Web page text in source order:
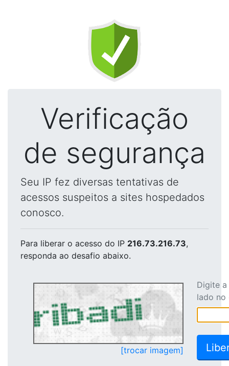
Verificação
de segurança
Seu IP fez diversas tentativas de
acessos suspeitos a sites hospedados
conosco.
Para liberar o acesso do IP 216.73.216.73,
responda ao desafio abaixo.
[trocar imagem]
Digite
lado no